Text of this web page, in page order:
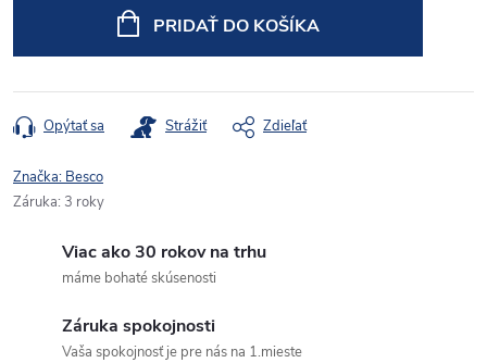
PRIDAŤ DO KOŠÍKA
Opýtať sa Strážiť Zdieľať
Značka: Besco
Záruka: 3 roky
Viac ako 30 rokov na trhu
máme bohaté skúsenosti
Záruka spokojnosti
Vaša spokojnosť je pre nás na 1.mieste